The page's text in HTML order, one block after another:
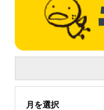
月を選択